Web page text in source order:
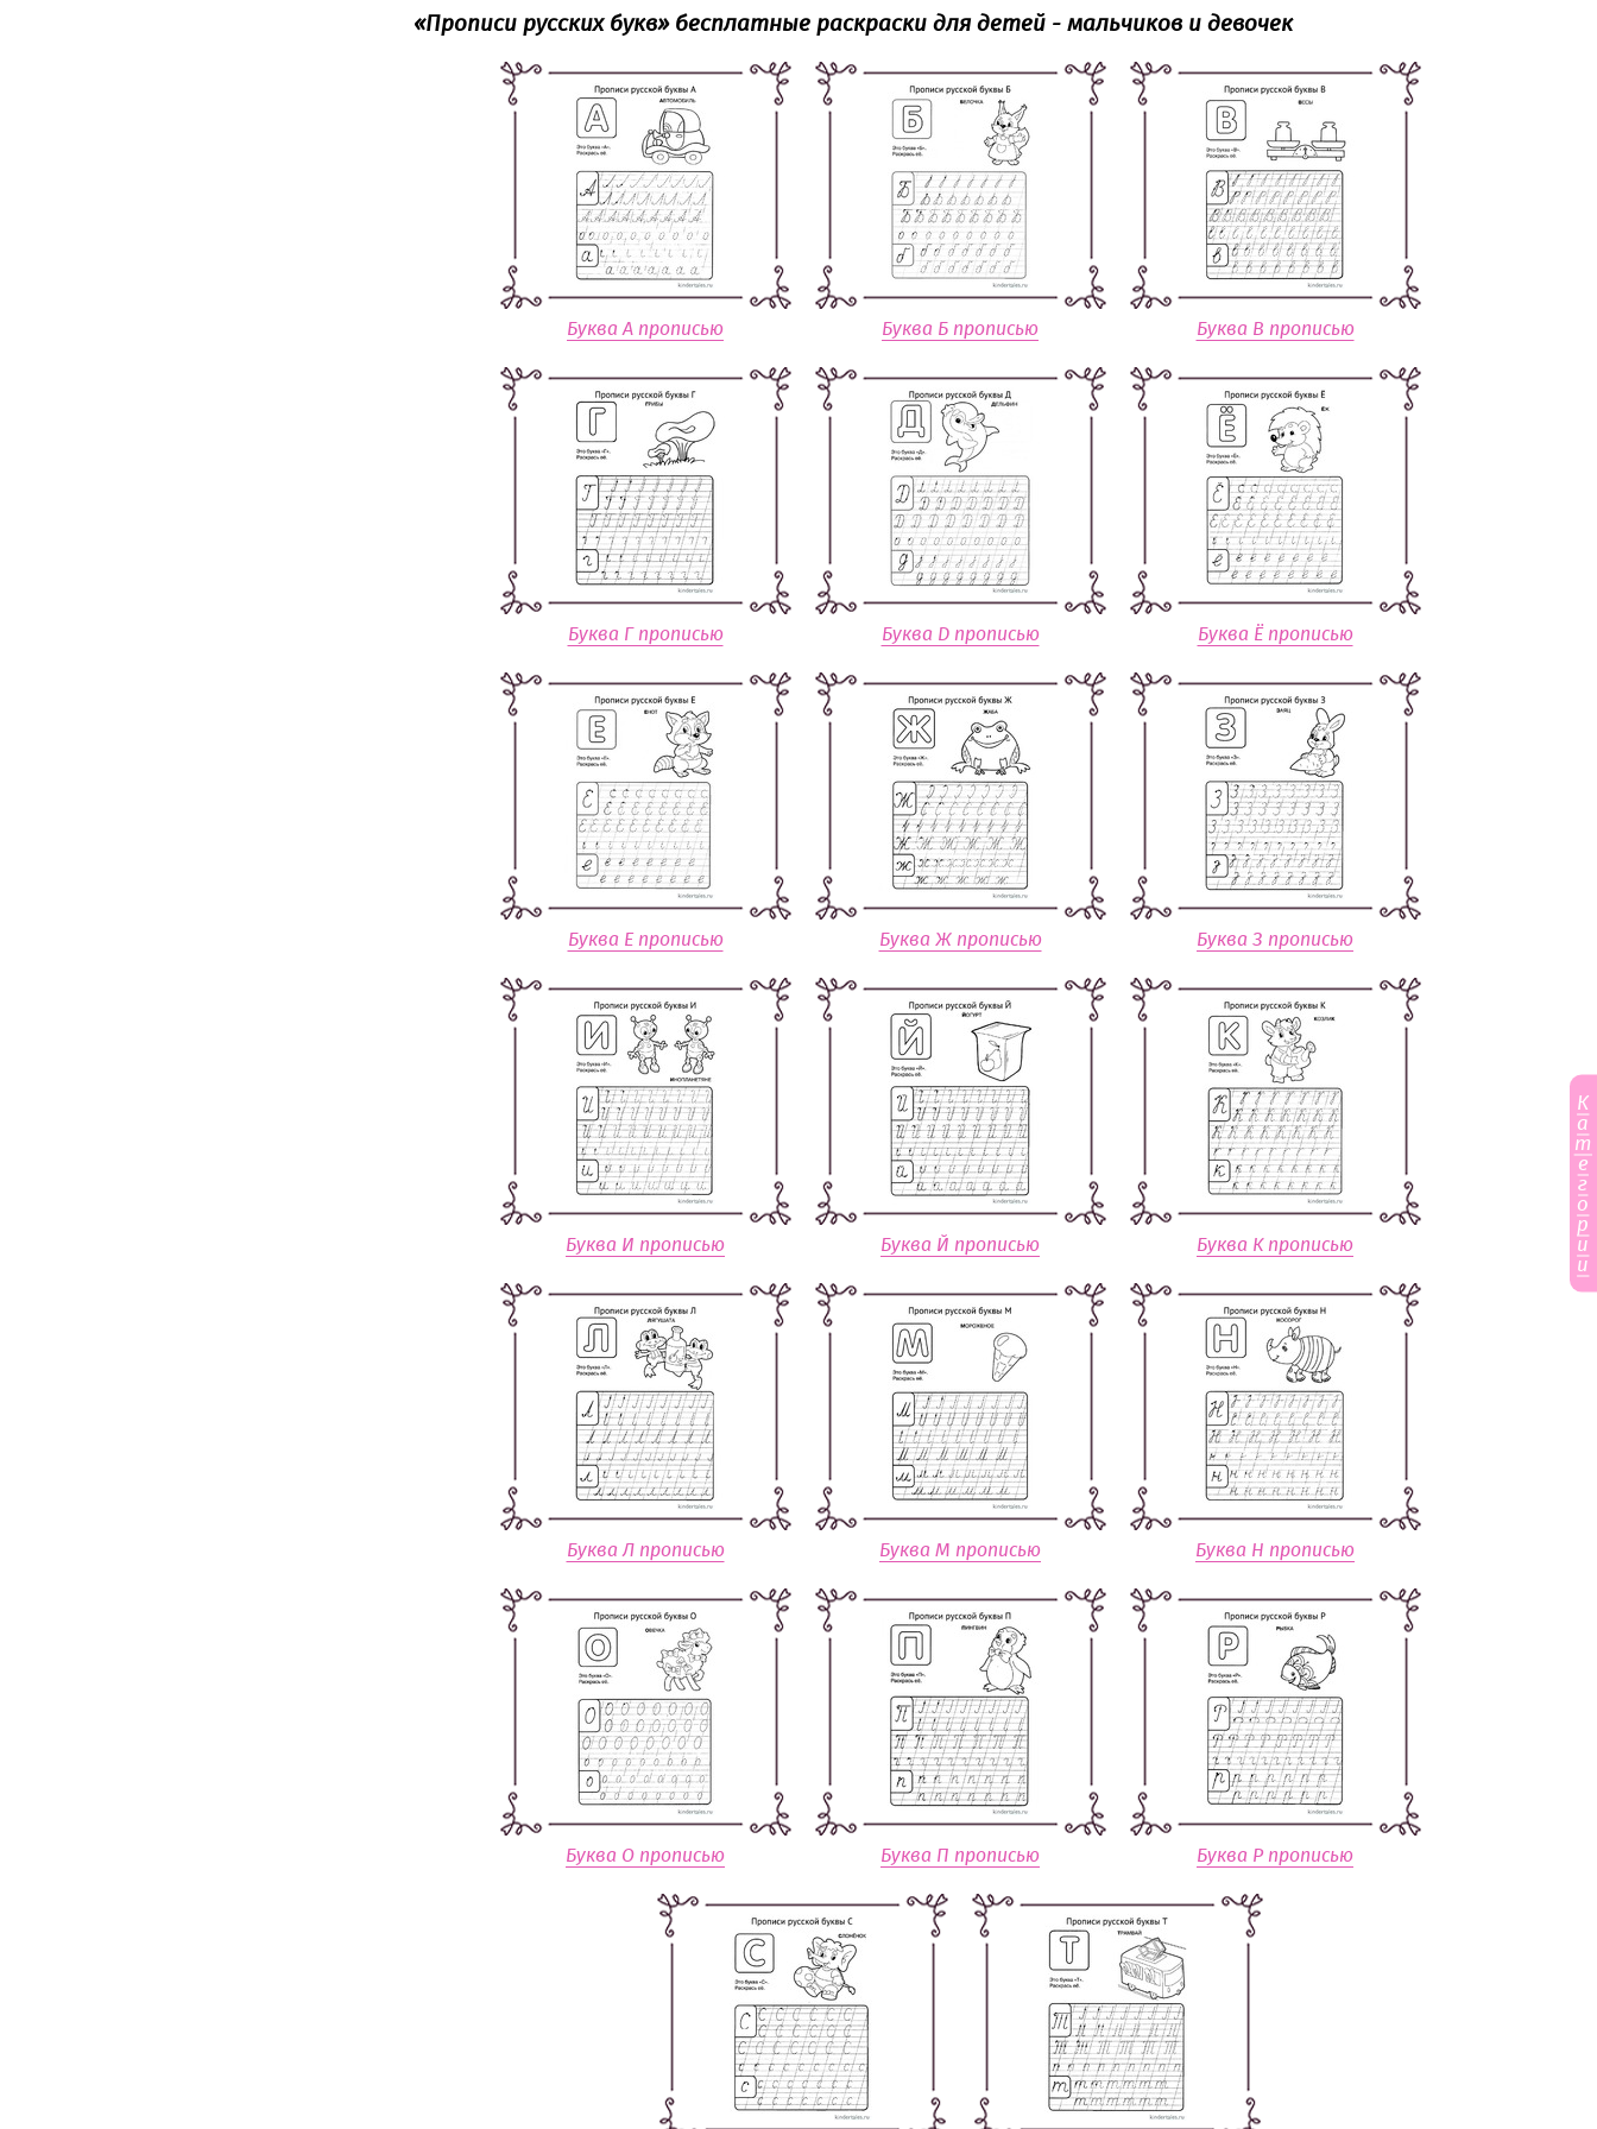
«‎Прописи русских букв» бесплатные раскраски для детей - мальчиков и девочек
Буква А прописью Буква Б прописью Буква В прописью
Буква Г прописью Буква Д прописью Буква Ё прописью
Буква Е прописью Буква Ж прописью Буква З прописью
Буква И прописью Буква Й прописью Буква К прописью
Буква Л прописью Буква М прописью Буква Н прописью
Буква О прописью Буква П прописью Буква Р прописью
К
а
т
е
г
о
р
и
и